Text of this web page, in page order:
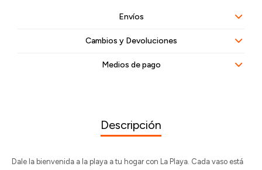
Envíos
Cambios y Devoluciones
Medios de pago
Descripción
Dale la bienvenida a la playa a tu hogar con La Playa. Cada vaso está